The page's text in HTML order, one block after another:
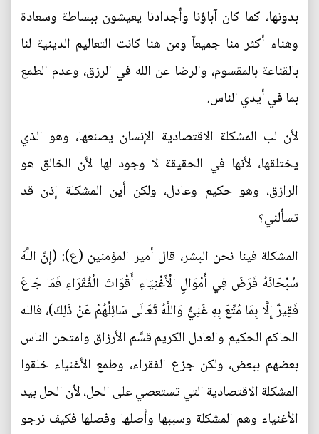
بدونها، كما كان آباؤنا وأجدادنا يعيشون ببساطة وسعادة
وهناء أكثر منا جميعاً ومن هنا كانت التعاليم الدينية لنا
بالقناعة بالمقسوم، والرضا عن الله في الرزق، وعدم الطمع
بما في أيدي الناس.
لأن لب المشكلة الاقتصادية الإنسان يصنعها، وهو الذي
يختلقها، لأنها في الحقيقة لا وجود لها لأن الخالق هو
الرازق، وهو حكيم وعادل، ولكن أين المشكلة إذن قد
تسألني؟
المشكلة فينا نحن البشر، قال أمير المؤمنين (ع): (إِنَّ اللَّهَ
سُبْحَانَهُ فَرَضَ فِي أَمْوَالِ الْأَغْنِيَاءِ أَقْوَاتَ الْفُقَرَاءِ فَمَا جَاعَ
فَقِيرٌ إِلَّا بِمَا مُتِّعَ بِهِ غَنِيٌّ وَاللَّهُ تَعَالَى سَائِلُهُمْ عَنْ ذَلِكَ)، فالله
الحاكم الحكيم والعادل الكريم قسَّم الأرزاق وامتحن الناس
بعضهم ببعض، ولكن جزع الفقراء، وطمع الأغنياء خلقوا
المشكلة الاقتصادية التي تستعصي على الحل، لأن الحل بيد
الأغنياء وهم المشكلة وسببها وأصلها وفصلها فكيف نرجو